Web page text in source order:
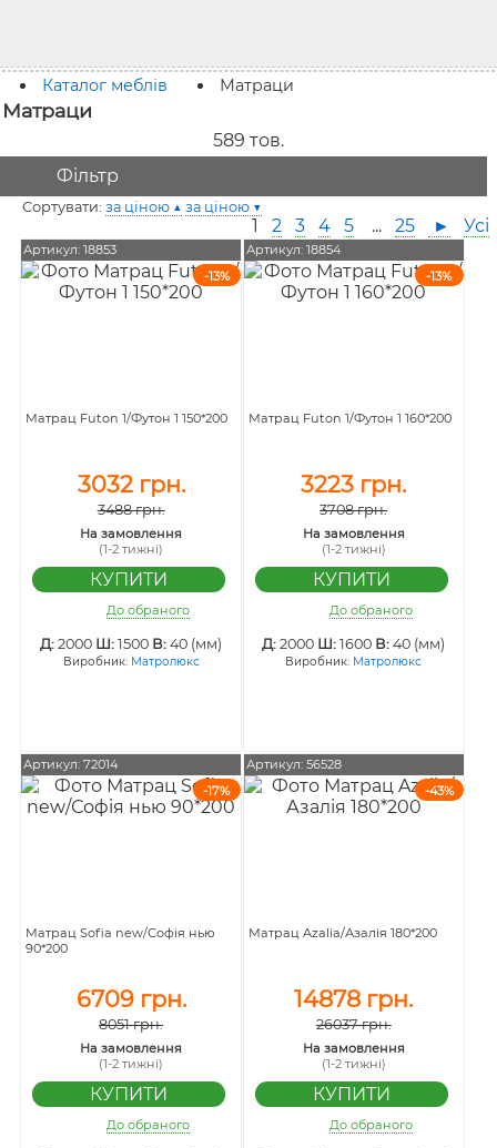
Каталог меблів Матраци
Матраци
589 тов.
Фільтр
Сортувати: за ціною ▲ за ціною ▼
12 3 4 5 ...25 ► Усі
Артикул: 18853
-13%
Матрац Futon 1/Футон 1 150*200
3032 грн.
3488 грн.
На замовлення
(1-2 тижні)
До обраного
Д:2000 Ш:1500 В:40 (мм)
Виробник: Матролюкс
Артикул: 18854
-13%
Матрац Futon 1/Футон 1 160*200
3223 грн.
3708 грн.
На замовлення
(1-2 тижні)
До обраного
Д:2000 Ш:1600 В:40 (мм)
Виробник: Матролюкс
Артикул: 72014
-17%
Матрац Sofia new/Софія нью
90*200
6709 грн.
8051 грн.
На замовлення
(1-2 тижні)
До обраного
Артикул: 56528
-43%
Матрац Azalia/Азалія 180*200
14878 грн.
26037 грн.
На замовлення
(1-2 тижні)
До обраного